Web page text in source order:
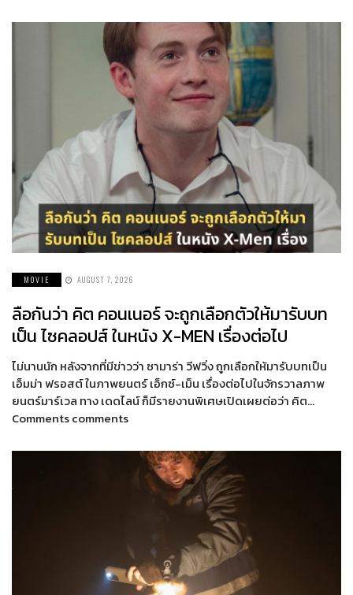
MOVIE AUGUST 7, 2026
ลือกันว่า คิต คอนเนอร์ จะถูกเลือกตัวให้มารับบท
เป็น ไซคลอปส์ ในหนัง X-MEN เรื่องต่อไป
ไม่นานนัก หลังจากที่มีข่าวว่า ซามาร่า วีฟวิ่ง ถูกเลือกให้มารับบทเป็น
เอ็มม่า ฟรอสต์ ในภาพยนตร์ เอ็กซ์-เม็น เรื่องต่อไปในจักรวาลภาพ
ยนตร์มาร์เวล ทาง เดดไลน์ ก็มีรายงานพิเศษเปิดเผยต่อว่า คิต…
Comments comments